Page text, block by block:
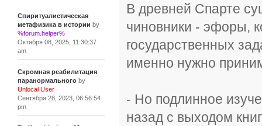
Спиритуалистическая
метафизика в истории by
%forum.helper%
Октября 08, 2025, 11:30:37
am
Скромная реабилитация
паранормальногоby
Unlocal User
Сентября 28, 2023, 06:56:54
pm
В древней Спарте
чиновники - эфоры,
государственных
именно нужно
- Но подлинное
назад с выходом